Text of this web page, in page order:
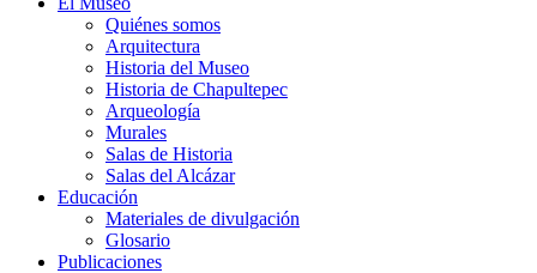
Quiénes somos
Arquitectura
Historia del Museo
Historia de Chapultepec
Arqueología
Murales
Salas de Historia
Salas del Alcázar
Educación
Materiales de divulgación
Glosario
Publicaciones